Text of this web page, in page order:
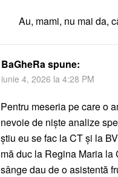
Au, mami, nu mai da,
BaGheRaspune:
iunie 4, 2026 la 4:28 PM
Pentru meseria pe care o
nevoie de niște analize
știu eu se fac la CT și la
mă duc la Regina Maria la
sânge dau de o asistentă